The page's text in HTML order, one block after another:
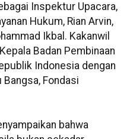
Inspektur Upacara,
Hukum, Rian Arvin,
Ikbal. Kakanwil
Badan Pembinaan
Indonesia dengan
Fondasi
bahwa